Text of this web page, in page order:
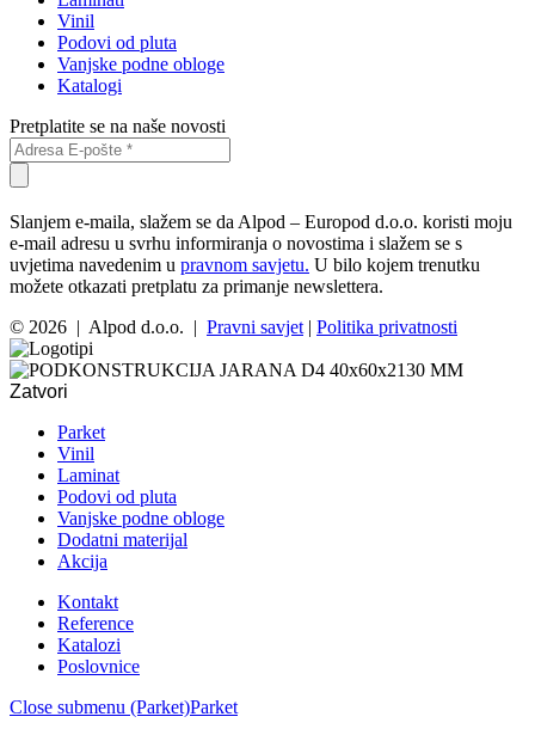
Vinil
Podovi od pluta
Vanjske podne obloge
Katalogi
Pretplatite se na naše novosti
Slanjem e-maila, slažem se da Alpod – Europod d.o.o. koristi moju
e-mail adresu u svrhu informiranja o novostima i slažem se s
uvjetima navedenim u pravnom savjetu. U bilo kojem trenutku
možete otkazati pretplatu za primanje newslettera.
© 2026 | Alpod d.o.o. | Pravni savjet | Politika privatnosti
Zatvori
Parket
Vinil
Laminat
Podovi od pluta
Vanjske podne obloge
Dodatni materijal
Akcija
Kontakt
Reference
Katalozi
Poslovnice
Close submenu (Parket)Parket